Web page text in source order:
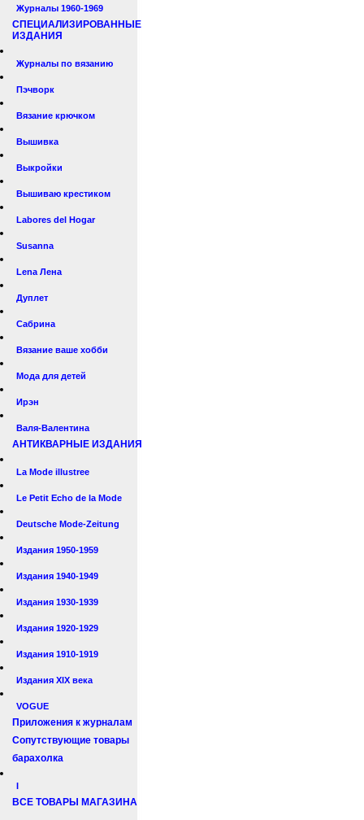
Журналы 1960-1969
СПЕЦИАЛИЗИРОВАННЫЕ
ИЗДАНИЯ
Журналы по вязанию
Пэчворк
Вязание крючком
Вышивка
Выкройки
Вышиваю крестиком
Labores del Hogar
Susanna
Lena Лена
Дуплет
Сабрина
Вязание ваше хобби
Мода для детей
Ирэн
Валя-Валентина
АНТИКВАРНЫЕ ИЗДАНИЯ
La Mode illustree
Le Petit Echo de la Mode
Deutsche Mode-Zeitung
Издания 1950-1959
Издания 1940-1949
Издания 1930-1939
Издания 1920-1929
Издания 1910-1919
Издания XIX века
VOGUE
Приложения к журналам
Сопутствующие товары
барахолка
I
ВСЕ ТОВАРЫ МАГАЗИНА